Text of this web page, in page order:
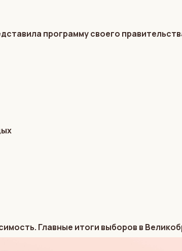
программу своего
Главные итоги выборов в